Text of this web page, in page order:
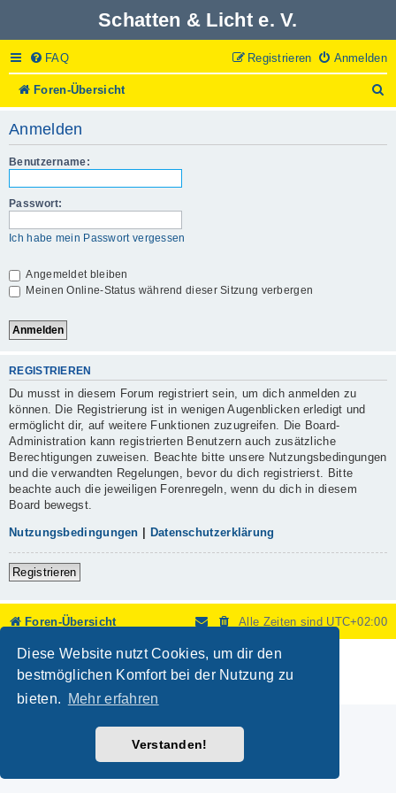
Diese Website nutzt Cookies, um dir den
bestmöglichen Komfort bei der Nutzung zu
bieten.
Mehr erfahren
Verstanden!
Schatten & Licht e. V.
FAQ Anmelden
Registrieren
Foren-Übersicht
u
Anmelden
Benutzername:
Passwort:
Ich habe mein Passwort vergessen
Angemeldet bleiben
Meinen Online-Status während dieser Sitzung verbergen
REGISTRIEREN
Du musst in diesem Forum registriert sein, um dich anmelden zu
können. Die Registrierung ist in wenigen Augenblicken erledigt und
ermöglicht dir, auf weitere Funktionen zuzugreifen. Die Board-
Administration kann registrierten Benutzern auch zusätzliche
Berechtigungen zuweisen. Beachte bitte unsere Nutzungsbedingungen
und die verwandten Regelungen, bevor du dich registrierst. Bitte
beachte auch die jeweiligen Forenregeln, wenn du dich in diesem
Board bewegst.
Nutzungsbedingungen Datenschutzerklärung
Registrieren
Foren-Übersicht Alle Zeiten sind UTC+02:00
Powered byphpBB® Forum Software © phpBB Limited
Deutsche Übersetzung durchphpBB.de